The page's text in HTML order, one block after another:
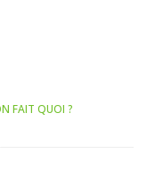
FAIT QUOI ?